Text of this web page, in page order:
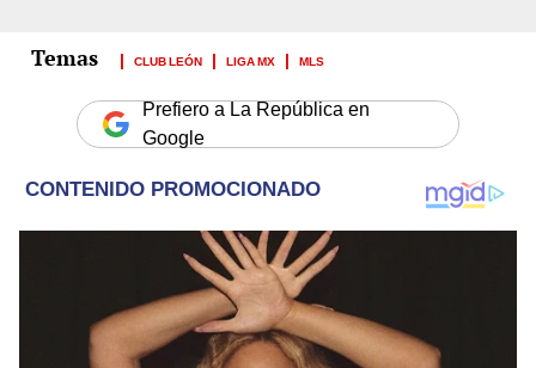
CLUB LEÓN LIGA MX MLS
Prefiero a La República en
Google